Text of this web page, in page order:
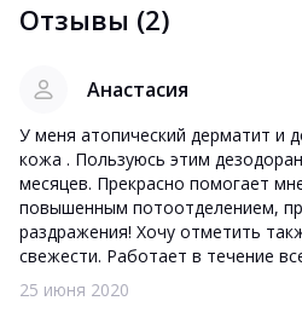
Отзывы (2)
Анастасия
У меня атопический дерматит и
кожа . Пользуюсь этим
месяцев. Прекрасно помогает
повышенным потоотделением,
раздражения! Хочу отметить
свежести. Работает в течение
25 июня 2020